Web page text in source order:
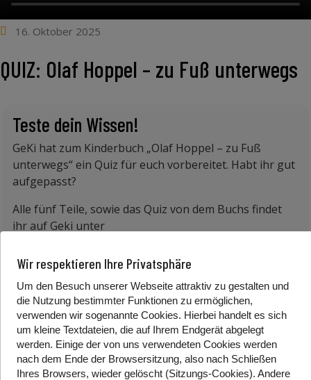
16. Oktober 2025
QUIZ: Olaf Hoppel – zu Fuß unterwegs
Teste dein Wissen!
GeKi hat zum Kinderbuch „Olaf Hoppel – zu Fuß
unterwegs“ ein Quiz für euch vorbereitet. Habt ihr gut
aufgepasst?
Alle fünf Teile, sowie das Quiz von dem Buchs findet
ihr auf Geki unter
In der Playlist der Schwierigkeitstufe 2 (2 Daumen)
könnt ihr alle Videos finden.
Herausgeberin/Autorin: Julia Saarinen
Illustrationen: Helen Wollstein-Gouba
Wir respektieren Ihre Privatsphäre
Um den Besuch unserer Webseite attraktiv zu gestalten und
die Nutzung bestimmter Funktionen zu ermöglichen,
verwenden wir sogenannte Cookies. Hierbei handelt es sich
um kleine Textdateien, die auf Ihrem Endgerät abgelegt
werden. Einige der von uns verwendeten Cookies werden
nach dem Ende der Browsersitzung, also nach Schließen
Ihres Browsers, wieder gelöscht (Sitzungs-Cookies). Andere